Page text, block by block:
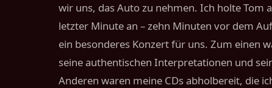
wir uns, das Auto zu nehmen. Ich holte Tom
letzter Minute an – zehn Minuten vor dem
ein besonderes Konzert für uns. Zum einen
seine authentischen Interpretationen und
Anderen waren meine CDs abholbereit, die